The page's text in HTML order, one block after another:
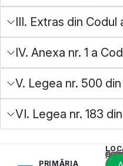
III. Extras din
IV. Anexa nr. 1 a
V. Legea nr. 500
VI. Legea nr. 183
PRIMĂRIA
Acest conținut este blocat până când acceptați categoria corespunzătoare de cookie-uri.